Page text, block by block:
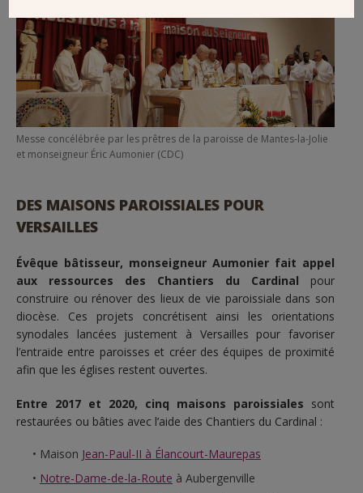
Messe concélébrée par les prêtres de la paroisse de Mantes-la-Jolie
et monseigneur Éric Aumonier (CDC)
DES MAISONS PAROISSIALES POUR
VERSAILLES
Évêque bâtisseur, monseigneur Aumonier fait appel
aux ressources des Chantiers du Cardinal pour
construire ou rénover des lieux de vie paroissiale dans son
diocèse. Ces projets concrétisent ainsi les orientations
synodales lancées justement à Versailles pour favoriser
l’entraide entre paroisses et créer des équipes de proximité
afin que les églises restent ouvertes.
Entre 2017 et 2020, cinq maisons paroissiales sont
restaurées ou bâties avec l’aide des Chantiers du Cardinal :
Maison Jean-Paul-II à Élancourt-Maurepas
Notre-Dame-de-la-Route à Aubergenville